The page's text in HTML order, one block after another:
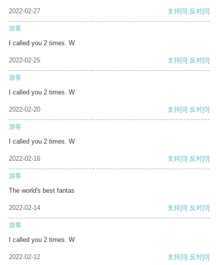
2022-02-27 支持[0] 反对[0]
游客
I called you 2 times. W
2022-02-25 支持[0] 反对[0]
游客
I called you 2 times. W
2022-02-20 支持[0] 反对[0]
游客
I called you 2 times. W
2022-02-16 支持[0] 反对[0]
游客
The world's best fantas
2022-02-14 支持[0] 反对[0]
游客
I called you 2 times. W
2022-02-12 支持[0] 反对[0]